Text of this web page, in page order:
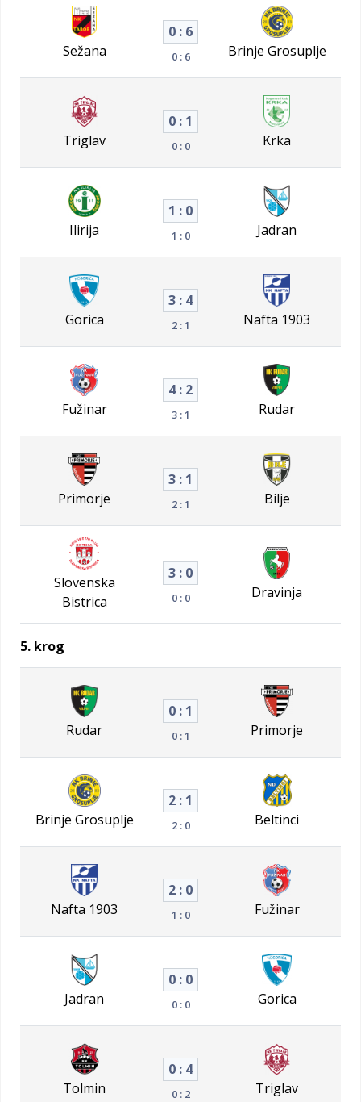
Sežana
0 : 6
0 : 6 Brinje Grosuplje
Triglav
0 : 1
0 : 0 Krka
Ilirija
1 : 0
1 : 0 Jadran
Gorica
3 : 4
2 : 1 Nafta 1903
Fužinar
4 : 2
3 : 1 Rudar
Primorje
3 : 1
2 : 1 Bilje
Slovenska
Bistrica
3 : 0
0 : 0 Dravinja
5. krog
Rudar
0 : 1
0 : 1 Primorje
Brinje Grosuplje
2 : 1
2 : 0 Beltinci
Nafta 1903
2 : 0
1 : 0 Fužinar
Jadran
0 : 0
0 : 0 Gorica
Tolmin
0 : 4
0 : 2 Triglav